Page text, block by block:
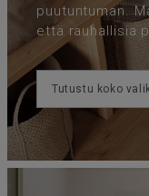
puutuntuman.
että rauhallisia
Tutustu koko